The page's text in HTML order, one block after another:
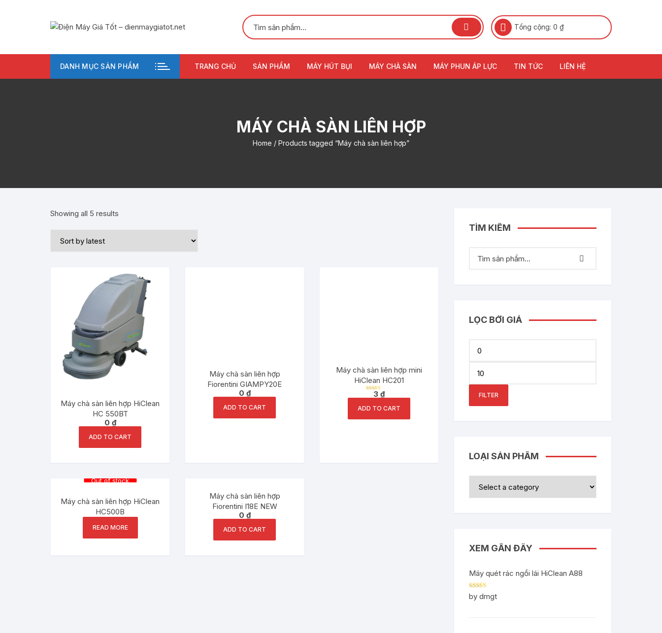
Tổng cộng: 0 ₫
DANH MỤC SẢN PHẨM TRANG CHỦ SẢN PHẨM MÁY HÚT BỤI MÁY CHÀ SÀN MÁY PHUN ÁP LỰC TIN TỨC LIÊN HỆ
MÁY CHÀ SÀN LIÊN HỢP
Home / Products tagged “Máy chà sàn liên hợp”
Showing all 5 results
Máy chà sàn liên hợp HiClean
HC 550BT
0 ₫
ADD TO CART
Máy chà sàn liên hợp
Fiorentini GIAMPY20E
0 ₫
ADD TO CART
Máy chà sàn liên hợp mini
HiClean HC201
Rated
out of 5
3 ₫
ADD TO CART
Out of stock
Máy chà sàn liên hợp HiClean
HC500B
READ MORE
Máy chà sàn liên hợp
Fiorentini I18E NEW
0 ₫
ADD TO CART
TÌM KIẾM
LỌC BỞI GIÁ
FILTER
LOẠI SẢN PHẨM
XEM GẦN ĐÂY
Máy quét rác ngồi lái HiClean A88
Rated5out
of 5
by dmgt